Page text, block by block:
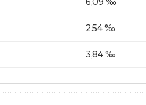
2,54 ‰
3,84 ‰